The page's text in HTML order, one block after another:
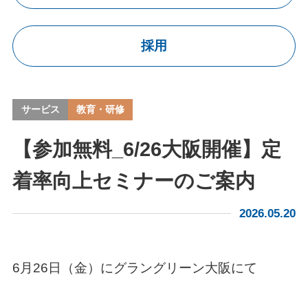
導入実績
お知らせ
コラム
採用情報
採用
サービス 教育・研修
【参加無料_6/26大阪開催】定
着率向上セミナーのご案内
2026.05.20
6月26日（金）にグラングリーン大阪にて